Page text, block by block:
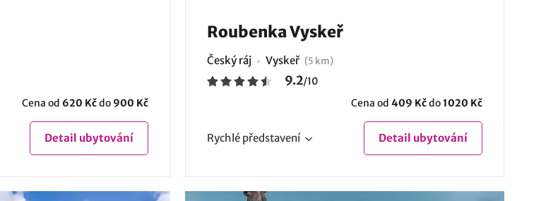
Cena od 620 Kčdo 900 Kč
Detail ubytování
Roubenka Vyskeř
Český ráj Vyskeř (5 km)
9.2/10
Cena od 409 Kčdo1020 Kč
Rychlé představení Detail ubytování